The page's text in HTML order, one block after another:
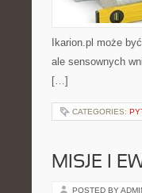
Ikarion.pl może
ale sensownych
[…]
CATEGORIES:
MISJE I
POSTED BY